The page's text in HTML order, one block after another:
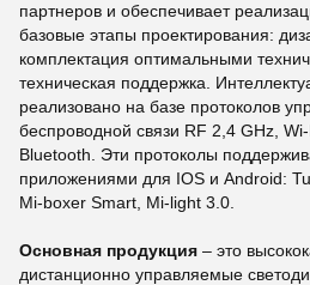
партнеров и обеспечивает
базовые этапы проектирования:
комплектация оптимальными
техническая поддержка.
реализовано на базе протоколов
беспроводной связи RF 2,4 GHz,
Bluetooth. Эти протоколы
приложениями для IOS и Android:
Mi-boxer Smart, Mi-light 3.0.
Основная продукция – это
дистанционно управляемые